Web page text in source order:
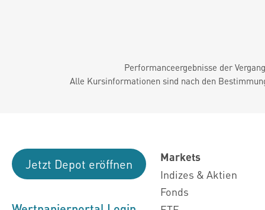
Performanceergebnisse der
Alle Kursinformationen sind nach den
Jetzt Depot eröffnen
Markets
Indizes & Aktien
Fonds